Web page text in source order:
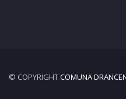
© COPYRIGHTCOMUNA